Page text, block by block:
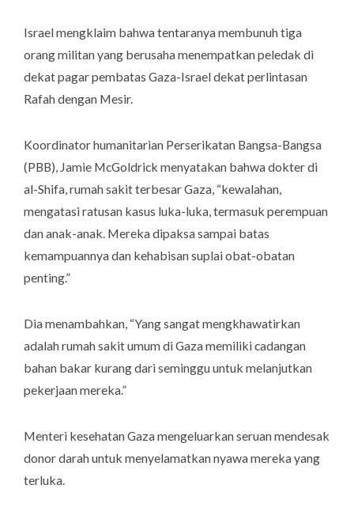
Israel mengklaim bahwa tentaranya membunuh tiga
orang militan yang berusaha menempatkan peledak di
dekat pagar pembatas Gaza-Israel dekat perlintasan
Rafah dengan Mesir.
Koordinator humanitarian Perserikatan Bangsa-Bangsa
(PBB), Jamie McGoldrick menyatakan bahwa dokter di
al-Shifa, rumah sakit terbesar Gaza, “kewalahan,
mengatasi ratusan kasus luka-luka, termasuk perempuan
dan anak-anak. Mereka dipaksa sampai batas
kemampuannya dan kehabisan suplai obat-obatan
penting.”
Dia menambahkan, “Yang sangat mengkhawatirkan
adalah rumah sakit umum di Gaza memiliki cadangan
bahan bakar kurang dari seminggu untuk melanjutkan
pekerjaan mereka.”
Menteri kesehatan Gaza mengeluarkan seruan mendesak
donor darah untuk menyelamatkan nyawa mereka yang
terluka.